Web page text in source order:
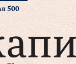
500